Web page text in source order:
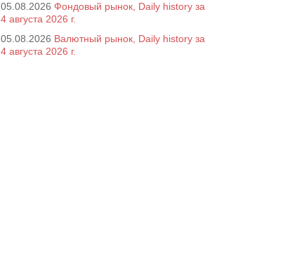
05.08.2026 Фондовый рынок, Daily history за
4 августа 2026 г.
05.08.2026 Валютный рынок, Daily history за
4 августа 2026 г.